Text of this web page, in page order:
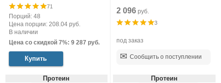
71
Порций: 48
Цена порции: 208.04 руб.
В наличии
Цена со скидкой 7%: 9 287 руб.
Купить
2 096 руб.
3
под заказ
Сообщить о поступлении
Протеин Протеин